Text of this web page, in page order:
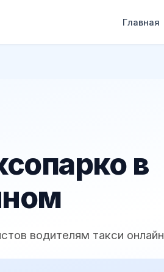
Главная
в
водителям такси онлайн